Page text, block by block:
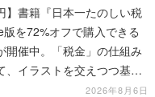
】書籍『日本一たのしい税
を72%オフで購入できる
開催中。「税金」の仕組み
、イラストを交えつつ基本
2026年8月6日